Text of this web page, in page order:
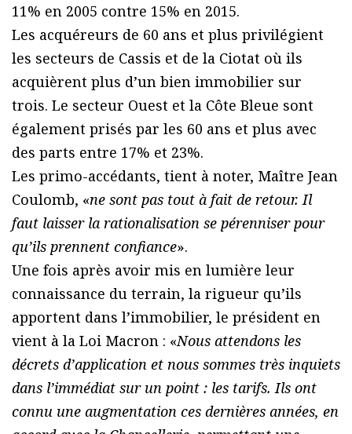
11% en 2005 contre 15% en 2015.
Les acquéreurs de 60 ans et plus privilégient
les secteurs de Cassis et de la Ciotat où ils
acquièrent plus d’un bien immobilier sur
trois. Le secteur Ouest et la Côte Bleue sont
également prisés par les 60 ans et plus avec
des parts entre 17% et 23%.
Les primo-accédants, tient à noter, Maître Jean
Coulomb, «ne sont pas tout à fait de retour. Il
faut laisser la rationalisation se pérenniser pour
qu’ils prennent confiance».
Une fois après avoir mis en lumière leur
connaissance du terrain, la rigueur qu’ils
apportent dans l’immobilier, le président en
vient à la Loi Macron : «Nous attendons les
décrets d’application et nous sommes très inquiets
dans l’immédiat sur un point : les tarifs. Ils ont
connu une augmentation ces dernières années, en